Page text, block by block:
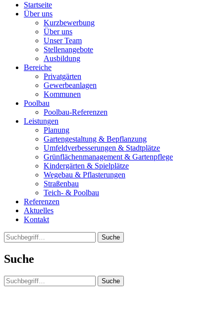
Startseite
Über uns
Kurzbewerbung
Über uns
Unser Team
Stellenangebote
Ausbildung
Bereiche
Privatgärten
Gewerbeanlagen
Kommunen
Poolbau
Poolbau-Referenzen
Leistungen
Planung
Gartengestaltung & Bepflanzung
Umfeldverbesserungen & Stadtplätze
Grünflächenmanagement & Gartenpflege
Kindergärten & Spielplätze
Wegebau & Pflasterungen
Straßenbau
Teich- & Poolbau
Referenzen
Aktuelles
Kontakt
Suche
Suche
Suche